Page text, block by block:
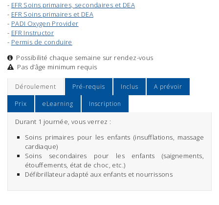
- EFR Soins primaires, secondaires et DEA
- EFR Soins primaires et DEA
- PADI Oxygen Provider
- EFR Instructor
- Permis de conduire
Possibilité chaque semaine sur rendez-vous
Pas d’âge minimum requis
Déroulement Pré-requis Inclus A prévoir
Prix eLearning Inscription
Durant 1 journée, vous verrez :
Soins primaires pour les enfants (insufflations, massage
cardiaque)
Soins secondaires pour les enfants (saignements,
étouffements, état de choc, etc.)
Défibrillateur adapté aux enfants et nourrissons